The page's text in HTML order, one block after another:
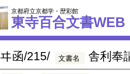
京都府立京都学・歴彩館
東寺百合文書WEB
ヰ函/215/ 文書名 舎利奉